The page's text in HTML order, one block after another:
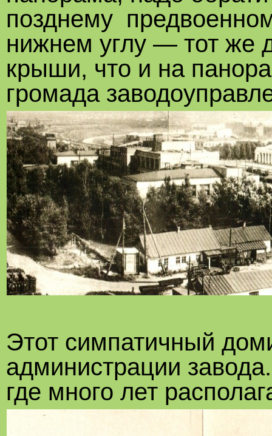
позднему
нижнем углу — тот же
крыши, что и на
громада
Этот симпатичный
администрации
где много лет